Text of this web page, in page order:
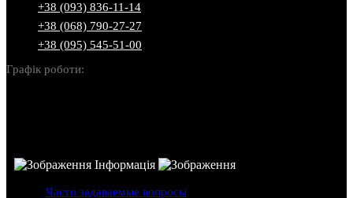
+38 (093) 836-11-14
+38 (068) 790-27-27
+38 (095) 545-51-00
Графік роботи:
Інформація
Часто задаваемые вопросы